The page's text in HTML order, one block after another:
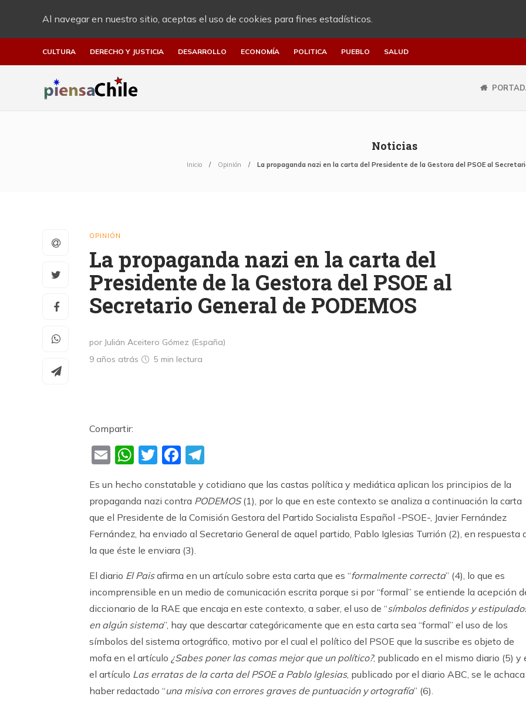
Al navegar en nuestro sitio, aceptas el uso de cookies para fines estadísticos.
CULTURA DERECHO Y JUSTICIA DESARROLLO ECONOMÍA POLITICA PUEBLO SALUD
Noticias
Inicio Opinión La propaganda nazi en la carta del Presidente de la Gestora del PSOE al
OPINIÓN
La propaganda nazi en la carta del
Presidente de la Gestora del PSOE al
Secretario General de PODEMOS
por Julián Aceitero Gómez (España)
9 años atrás
5 min lectura
Compartir:
EmailWhatsApp
TwitterFacebook
Es un hecho constatable y cotidiano que las castas política y mediática aplican los principios de la
propaganda nazi contra PODEMOS(1), por lo que en este contexto se analiza a continuación la carta
que el Presidente de la Comisión Gestora del Partido Socialista Español -PSOE-, Javier Fernández
Fernández, ha enviado al Secretario General de aquel partido, Pablo Iglesias Turrión (2), en respuesta
la que éste le enviara (3).
El diario El Paisafirma en un artículo sobre esta carta que es “formalmente correcta” (4), lo que es
incomprensible en un medio de comunicación escrita porque si por “formal” se entiende la acepción
diccionario de la RAE que encaja en este contexto, a saber, el uso de “símbolos definidos y
en algún sistema”, hay que descartar categóricamente que en esta carta sea “formal” el uso de los
símbolos del sistema ortográfico, motivo por el cual el político del PSOE que la suscribe es objeto de
mofa en el artículo ¿Sabes poner las comas mejor que un político?, publicado en el mismo diario (5) y
el artículo Las erratas de la carta del PSOE a Pablo Iglesias, publicado por el diario ABC, se le achaca
haber redactado “una misiva con errores graves de puntuación y ortografía” (6).